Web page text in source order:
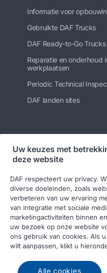
Informatie voor
Gebruikte DAF Trucks
DAF Ready-to-Go Trucks
Reparatie en onderhoud
werkplaatsen
Periodic Technical
DAF landen sites
Volg ons
© 2026 DAF Legal
Algemene
Uw keuzes met
deze website
DAF respecteert uw privacy.
diverse doeleinden, zoals
verbeteren van uw ervaring
van integratie met sociale
marketingactiviteiten binnen
uw bezoek op onze website
ons gebruik van cookies. Als
wilt aanpassen, klikt u
Alle cookies